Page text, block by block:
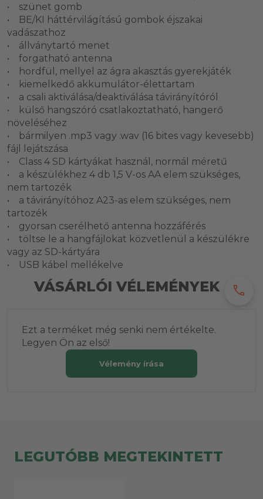
• szünet gomb
• BE/KI háttérvilágítású gombok éjszakai
vadászathoz
• állványtartó menet
• forgatható antenna
• hordfül, mellyel az ágra akasztás gyerekjáték
• kiemelkedő akkumulátor-élettartam
• a csali aktiválása/deaktiválása távirányítóról
• külső hangszóró csatlakoztatható, hangerő
növeléséhez
• bármilyen .mp3 vagy .wav (16 bites vagy kevesebb)
fájl lejátszása
• Class 4 SD kártyákat használ, normál méretű
• a készülékhez 4 db 1,5 V-os AA elem szükséges,
nem tartozék
• a távirányítóhoz A23-as elem szükséges, nem
tartozék
• gyorsan cserélhető antenna hozzáférés
• töltse le a hangfájlokat közvetlenül a készülékre
vagy az SD-kártyára
• USB kábel mellékelve
VÁSÁRLÓI VÉLEMÉNYEK
Ezt a terméket még senki nem értékelte.
Legyen Ön az első!
Vélemény írása
LEGUTÓBB MEGTEKINTETT
call